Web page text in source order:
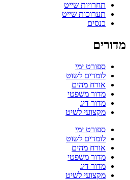
תחרויות שייט
תערוכות שייט
כנסים
מדורים
ספורט ימי
לומדים לשוט
אורח מהים
מדור משפטי
מדור דיג
מקצועי לשיט
ספורט ימי
לומדים לשוט
אורח מהים
מדור משפטי
מדור דיג
מקצועי לשיט